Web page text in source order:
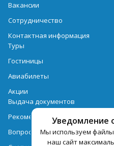
Уведомление
Мы используем
наш сайт
Вакансии
Сотрудничество
Контактная информация
Туры
Гостиницы
Авиабилеты
Акции
Выдача документов
Рекомендации
Вопрос-ответ